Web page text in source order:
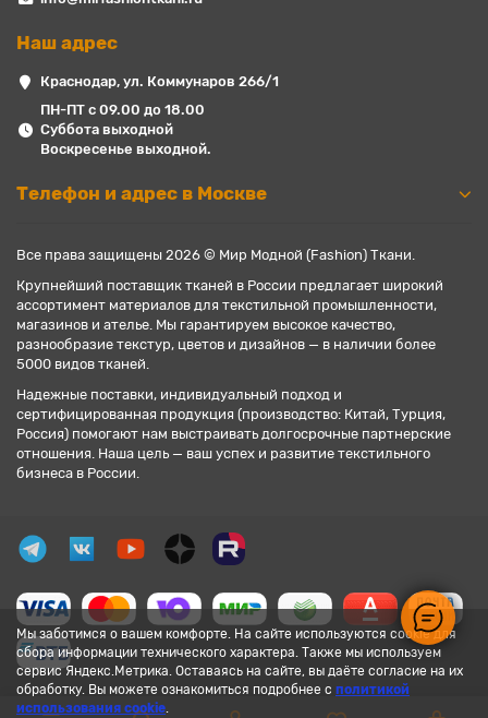
Мы заботимся о вашем комфорте. На сайте используются cookie для
сбора информации технического характера. Также мы используем
сервис Яндекс.Метрика. Оставаясь на сайте, вы даёте согласие на их
обработку. Вы можете ознакомиться подробнее с политикой
использования cookie.
Наш адрес
Краснодар, ул. Коммунаров 266/1
ПН-ПТ с 09.00 до 18.00
Суббота выходной
Воскресенье выходной.
Телефон и адрес в Москве
Все права защищены 2026 © Мир Модной (Fashion) Ткани.
Крупнейший поставщик тканей в России предлагает широкий
ассортимент материалов для текстильной промышленности,
магазинов и ателье. Мы гарантируем высокое качество,
разнообразие текстур, цветов и дизайнов — в наличии более
5000 видов тканей.
Надежные поставки, индивидуальный подход и
сертифицированная продукция (производство: Китай, Турция,
Россия) помогают нам выстраивать долгосрочные партнерские
отношения. Наша цель — ваш успех и развитие текстильного
бизнеса в России.